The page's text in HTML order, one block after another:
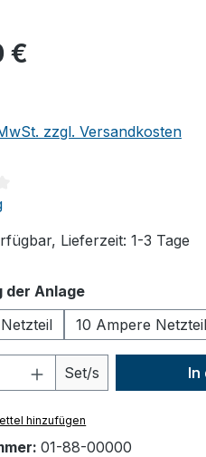
€
zzgl. Versandkosten
Bewertung von 4 von 5
Lieferzeit: 1-3 Tage
der Anlageauswählen
10 Ampere Netzteil
Gib den
Set/s In
hinzufügen
01-88-00000